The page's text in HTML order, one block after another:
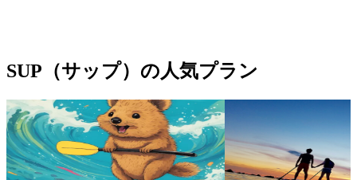
SUP（サップ）の人気プラン